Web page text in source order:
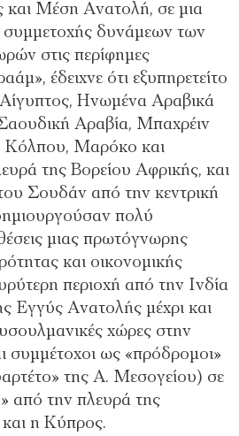
Μέση Ανατολή, σε μια
συμμετοχής δυνάμεων των
στις περίφημες
έδειχνε ότι εξυπηρετείτο
Ηνωμένα Αραβικά
Αραβία, Μπαχρέιν
Κόλπου, Μαρόκο και
της Βορείου Αφρικής, και
Σουδάν από την κεντρική
πολύ
μιας πρωτόγνωρης
και οικονομικής
περιοχή από την Ινδία
Εγγύς Ανατολής μέχρι και
χώρες στην
συμμέτοχοι ως «πρόδρομοι»
της Α. Μεσογείου) σε
από την πλευρά της
η Κύπρος.